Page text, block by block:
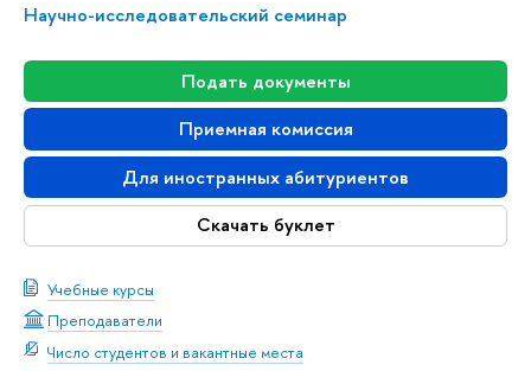
Научно-исследовательский семинар
Подать документы
Приемная комиссия
Для иностранных абитуриентов
Скачать буклет
Учебные курсы
Преподаватели
Число студентов и вакантные места